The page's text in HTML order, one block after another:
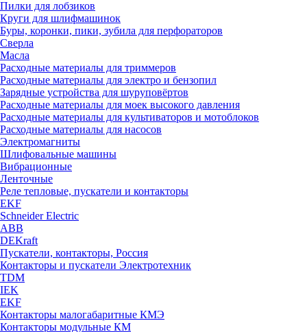
Пилки для лобзиков
Круги для шлифмашинок
Буры, коронки, пики, зубила для перфораторов
Сверла
Масла
Расходные материалы для триммеров
Расходные материалы для электро и бензопил
Зарядные устройства для шуруповёртов
Расходные материалы для моек высокого давления
Расходные материалы для культиваторов и мотоблоков
Расходные материалы для насосов
Электромагниты
Шлифовальные машины
Вибрационные
Ленточные
Реле тепловые, пускатели и контакторы
EKF
Schneider Electric
ABB
DEKraft
Пускатели, контакторы, Россия
Контакторы и пускатели Электротехник
TDM
IEK
EKF
Контакторы малогабаритные КМЭ
Контакторы модульные КМ